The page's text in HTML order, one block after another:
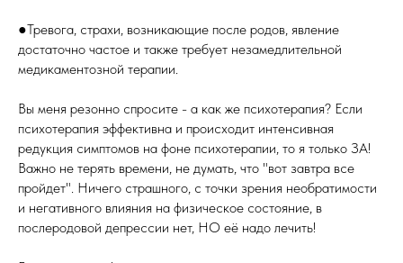
●Тревога, страхи, возникающие после родов, явление
достаточно частое и также требует незамедлительной
медикаментозной терапии.
Вы меня резонно спросите - а как же психотерапия? Если
психотерапия эффективна и происходит интенсивная
редукция симптомов на фоне психотерапии, то я только ЗА!
Важно не терять времени, не думать, что "вот завтра все
пройдет". Ничего страшного, с точки зрения необратимости
и негативного влияния на физическое состояние, в
послеродовой депрессии нет, НО её надо лечить!